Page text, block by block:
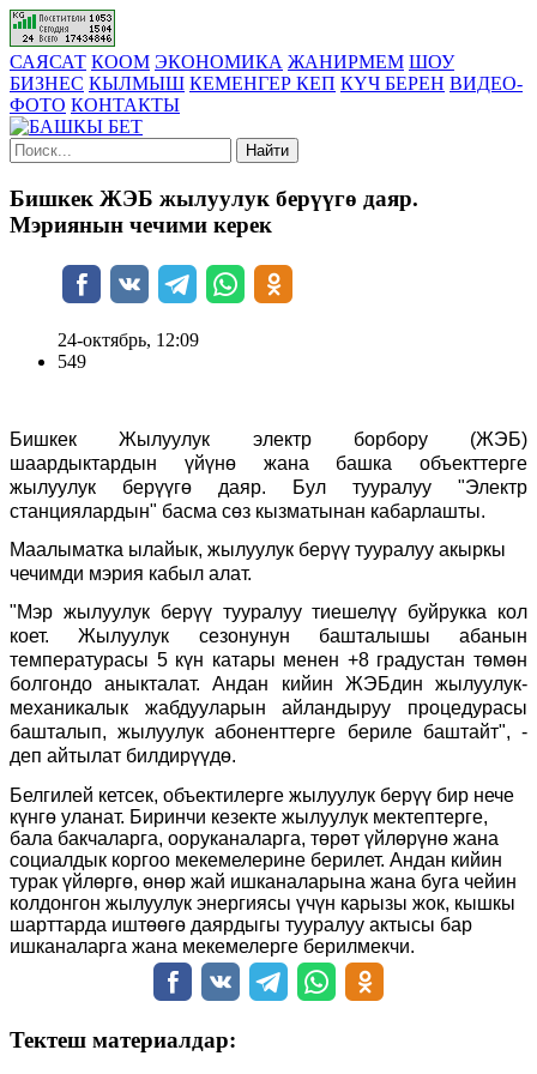
САЯСАТ КООМ ЭКОНОМИКА ЖАНИРМЕМ ШОУ
БИЗНЕС КЫЛМЫШ КЕМЕНГЕР КЕП КҮЧ БЕРЕН ВИДЕО-
ФОТО КОНТАКТЫ
Найти
Бишкек ЖЭБ жылуулук берүүгө даяр.
Мэриянын чечими керек
24-октябрь, 12:09
549
Бишкек Жылуулук электр борбору (ЖЭБ)
шаардыктардын үйүнө жана башка объекттерге
жылуулук берүүгө даяр. Бул тууралуу "Электр
станциялардын" басма сөз кызматынан кабарлашты.
Маалыматка ылайык, жылуулук берүү тууралуу акыркы
чечимди мэрия кабыл алат.
"Мэр жылуулук берүү тууралуу тиешелүү буйрукка кол
коет. Жылуулук сезонунун башталышы абанын
температурасы 5 күн катары менен +8 градустан төмөн
болгондо аныкталат. Андан кийин ЖЭБдин жылуулук-
механикалык жабдууларын айландыруу процедурасы
башталып, жылуулук абоненттерге бериле баштайт", -
деп айтылат билдирүүдө.
Белгилей кетсек, объектилерге жылуулук берүү бир нече
күнгө уланат. Биринчи кезекте жылуулук мектептерге,
бала бакчаларга, ооруканаларга, төрөт үйлөрүнө жана
социалдык коргоо мекемелерине берилет. Андан кийин
турак үйлөргө, өнөр жай ишканаларына жана буга чейин
колдонгон жылуулук энергиясы үчүн карызы жок, кышкы
шарттарда иштөөгө даярдыгы тууралуу актысы бар
ишканаларга жана мекемелерге берилмекчи.
Тектеш материалдар: